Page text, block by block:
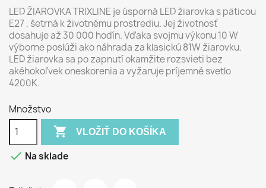
LED ŽIAROVKA TRIXLINE je úsporná LED žiarovka s päticou
E27 , šetrná k životnému prostrediu. Jej životnosť
dosahuje až 30 000 hodín. Vďaka svojmu výkonu 10 W
výborne poslúži ako náhrada za klasickú 81W žiarovku.
LED žiarovka sa po zapnutí okamžite rozsvieti bez
akéhokoľvek oneskorenia a vyžaruje príjemné svetlo
4200K.
Množstvo
 VLOŽIŤ DO KOŠÍKA
 Na sklade